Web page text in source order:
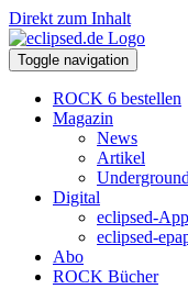
Direkt zum Inhalt
Toggle navigation
ROCK 6 bestellen
Magazin
News
Artikel
Underground
Digital
eclipsed-App
eclipsed-
Abo
ROCK Bücher